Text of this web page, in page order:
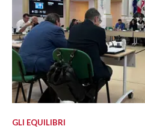
GLI EQUILIBRI